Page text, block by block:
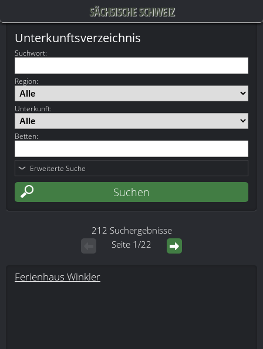
SÄCHSISCHE SCHWEIZ
Unterkunftsverzeichnis
Suchwort:
Region:
Unterkunft:
Betten:
Erweiterte Suche
212 Suchergebnisse
Seite 1/22
Ferienhaus Winkler